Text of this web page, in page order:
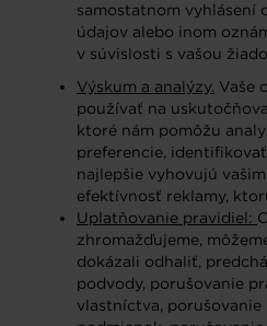
samostatnom vyhlásení
údajov alebo inom
v súvislosti s vašou
Výskum a analýzy. Vaše
používať na
ktoré nám pomôžu
preferencie,
najlepšie vyhovujú
efektívnosť reklamy,
Uplatňovanie pravidiel:
zhromažďujeme,
dokázali odhaliť,
podvody, porušovanie
vlastníctva,